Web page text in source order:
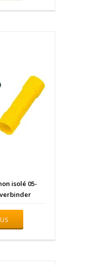
isolé 05-